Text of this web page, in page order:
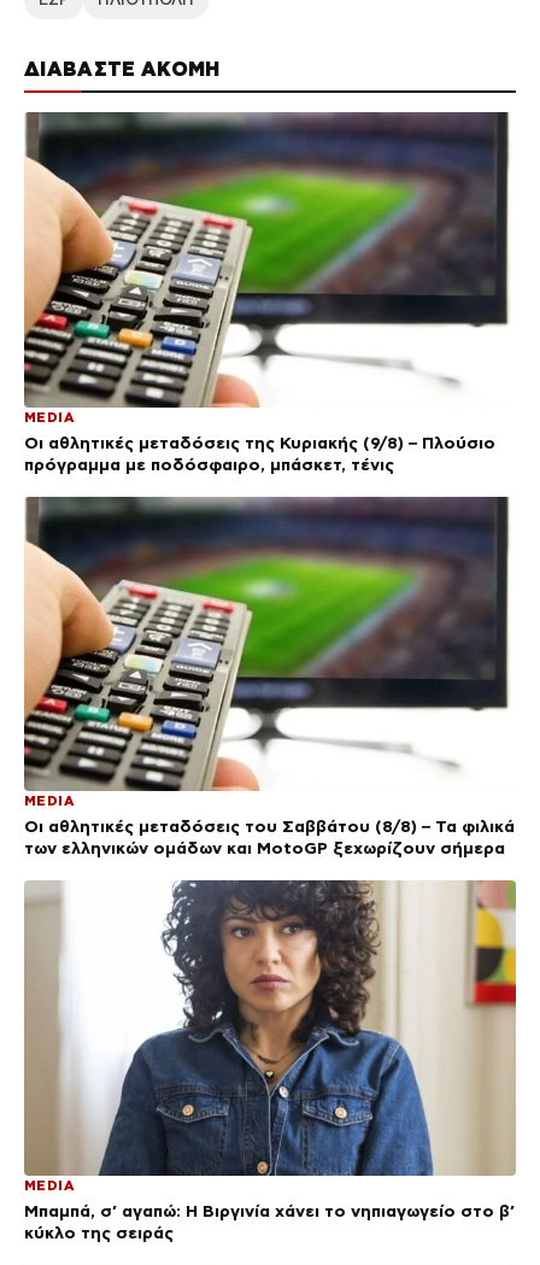
ΔΙΑΒΑΣΤΕ ΑΚΟΜΗ
MEDIA
Οι αθλητικές μεταδόσεις της Κυριακής (9/8) – Πλούσιο
πρόγραμμα με ποδόσφαιρο, μπάσκετ, τένις
MEDIA
Οι αθλητικές μεταδόσεις του Σαββάτου (8/8) – Τα φιλικά
των ελληνικών ομάδων και MotoGP ξεχωρίζουν σήμερα
MEDIA
Μπαμπά, σ’ αγαπώ: Η Βιργινία χάνει το νηπιαγωγείο στο β’
κύκλο της σειράς